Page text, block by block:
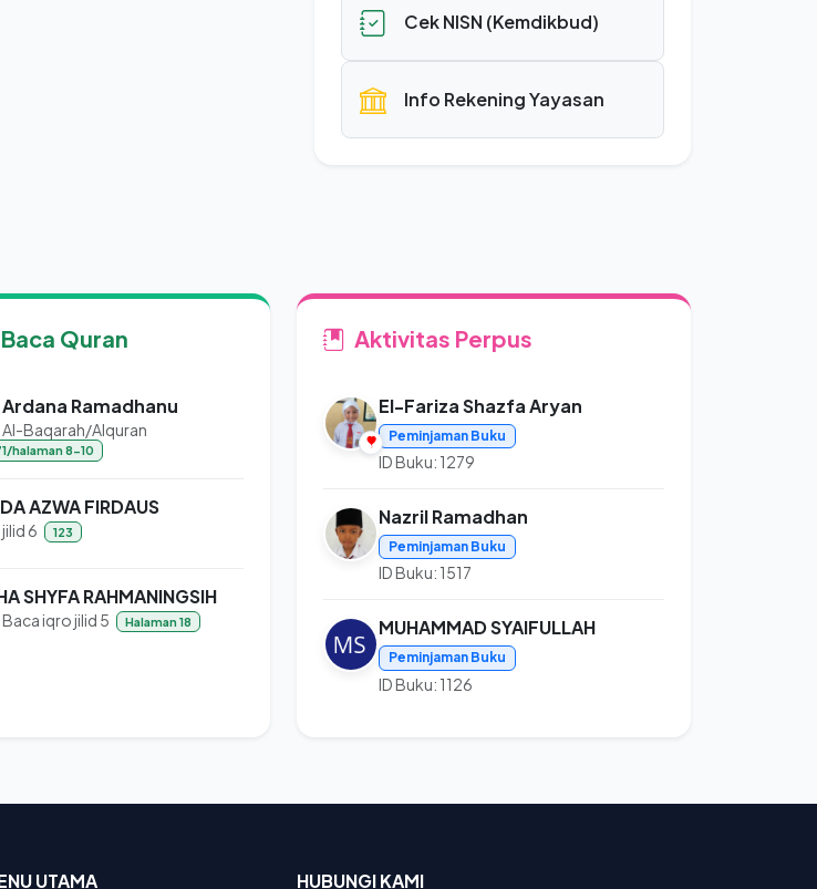
Cek NISN (Kemdikbud)
Info Rekening Yayasan
Quran
Ramadhanu
Al-Baqarah/Alquran
halaman 8-10
AZWA FIRDAUS
6 123
SHYFA RAHMANINGSIH
iqro jilid 5 Halaman 18
Aktivitas Perpus
El-Fariza Shazfa Aryan
Peminjaman Buku
ID Buku: 1279
Nazril Ramadhan
Peminjaman Buku
ID Buku: 1517
MUHAMMAD SYAIFULLAH
Peminjaman Buku
ID Buku: 1126
UTAMA HUBUNGI KAMI